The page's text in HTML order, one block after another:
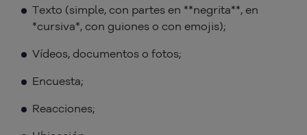
Texto (simple, con partes en **negrita**, en
*cursiva*, con guiones o con emojis);
Vídeos, documentos o fotos;
Encuesta;
Reacciones;